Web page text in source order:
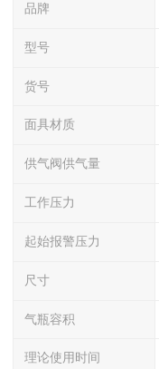
品牌
型号
货号
面具材质
供气阀供气量
工作压力
起始报警压力
尺寸
气瓶容积
理论使用时间